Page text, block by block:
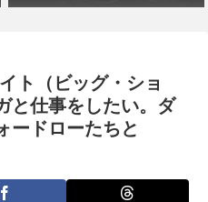
ト（ビッグ・ショ
と仕事をしたい。ダ
ードローたちと